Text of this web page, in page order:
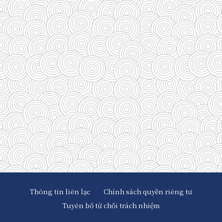
(29)
(128)
(33)
(33)
(35)
(58)
(95)
(83)
Thông tin liên lạc
Chính sách quyền riêng tư
Tuyên bố từ chối trách nhiệm